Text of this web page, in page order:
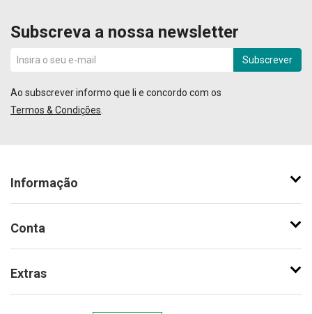
Subscreva a nossa newsletter
Subscrever
Ao subscrever informo que li e concordo com os
Termos & Condições
Informação
Conta
Extras